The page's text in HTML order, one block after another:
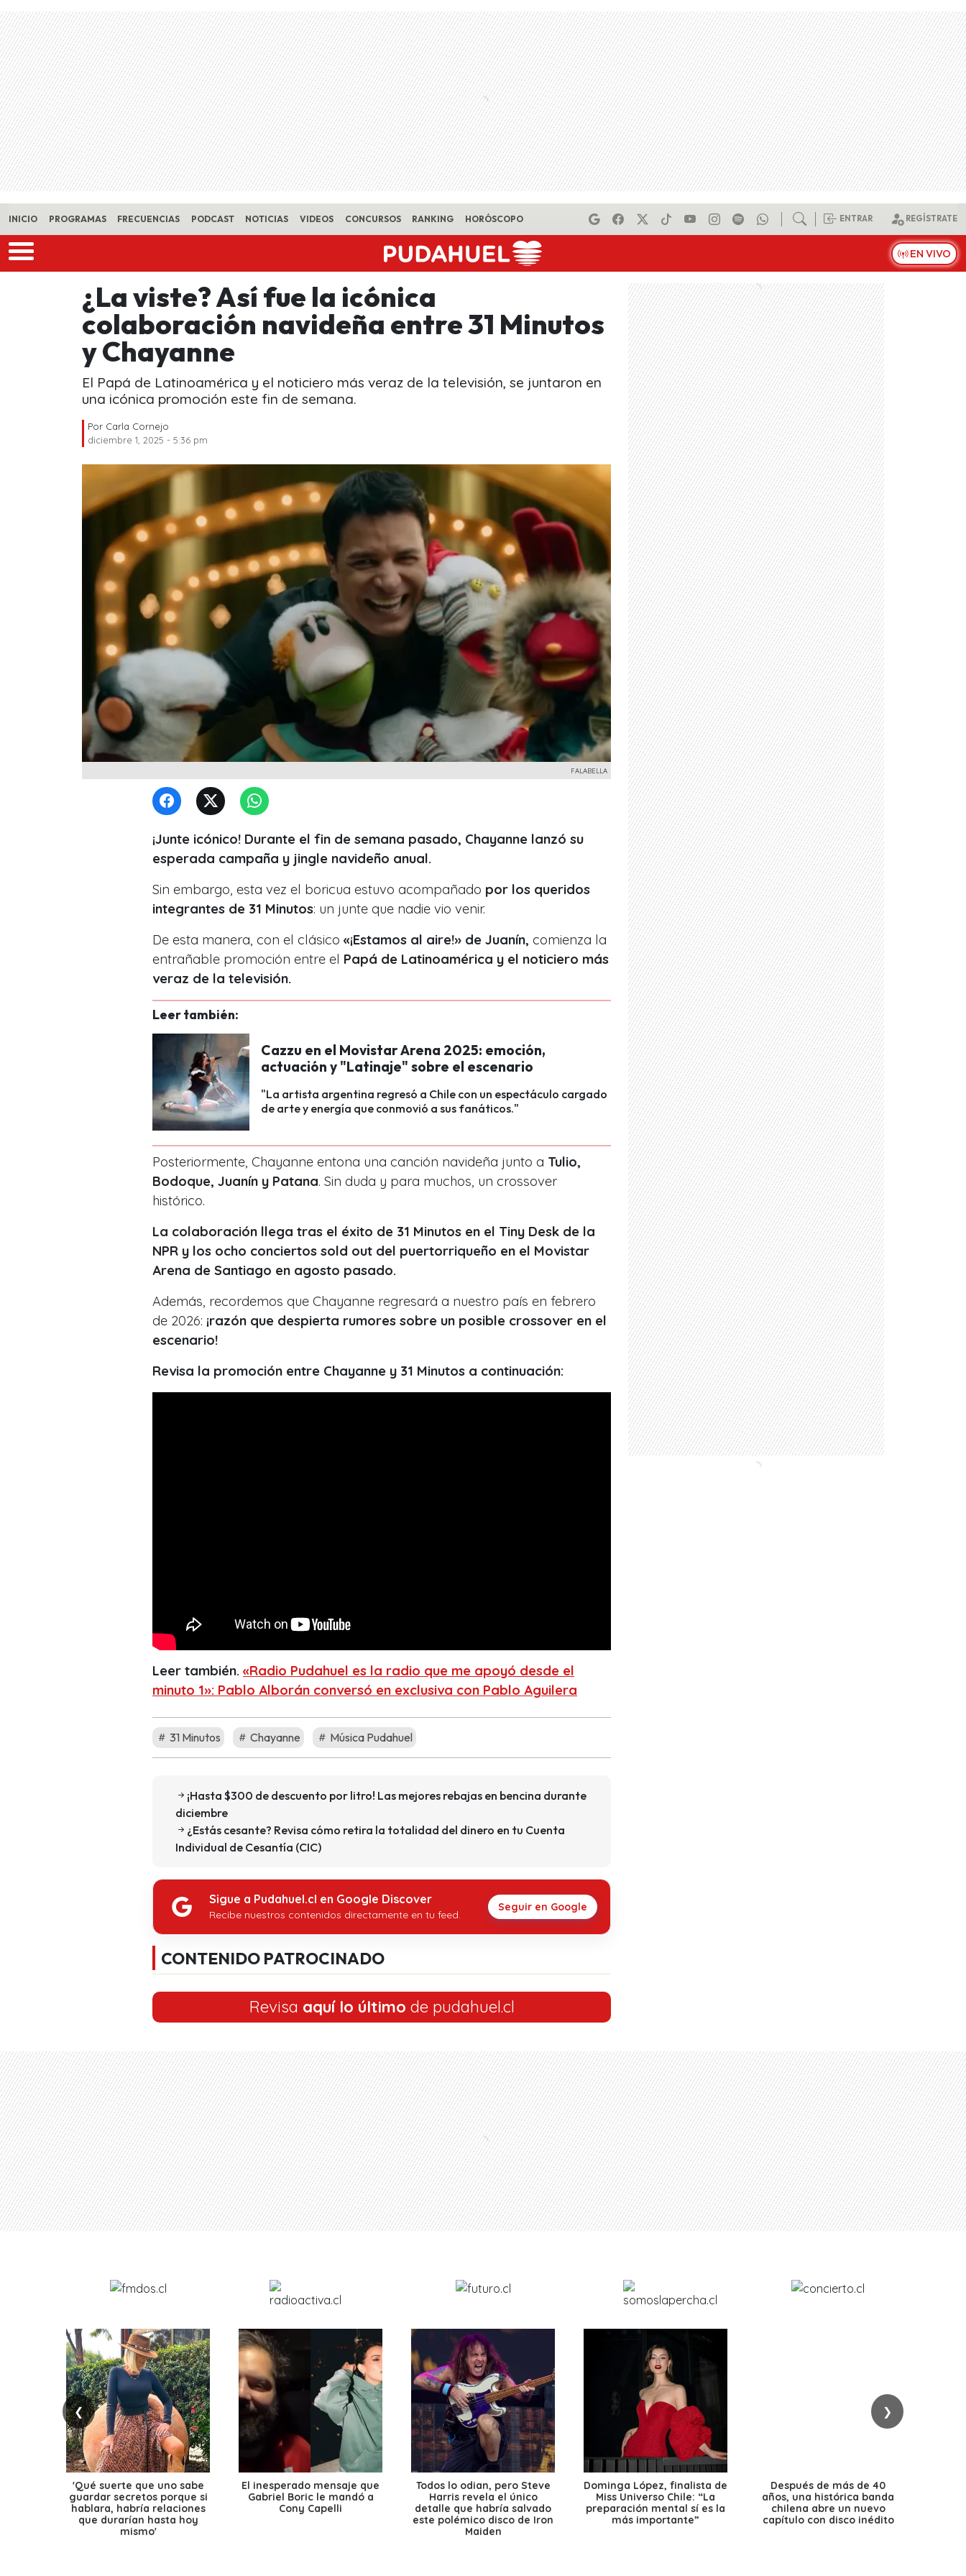
Skip to main content
INICIO PROGRAMAS FRECUENCIAS PODCAST NOTICIAS VIDEOS CONCURSOS RANKING HORÓSCOPO ENTRAR REGÍSTRATE
EN VIVO
¿La viste? Así fue la icónica
colaboración navideña entre 31 Minutos
y Chayanne
El Papá de Latinoamérica y el noticiero más veraz de la televisión, se juntaron en
una icónica promoción este fin de semana.
Por Carla Cornejo
diciembre 1, 2025 - 5:36 pm
FALABELLA
¡Junte icónico! Durante el fin de semana pasado, Chayanne lanzó su
esperada campaña y jingle navideño anual.
Sin embargo, esta vez el boricua estuvo acompañado por los queridos
integrantes de 31 Minutos: un junte que nadie vio venir.
De esta manera, con el clásico «¡Estamos al aire!» de Juanín, comienza la
entrañable promoción entre el Papá de Latinoamérica y el noticiero más
veraz de la televisión.
Leer también:
Cazzu en el Movistar Arena 2025: emoción,
actuación y "Latinaje" sobre el escenario
"La artista argentina regresó a Chile con un espectáculo cargado
de arte y energía que conmovió a sus fanáticos."
Posteriormente, Chayanne entona una canción navideña junto a Tulio,
Bodoque, Juanín y Patana. Sin duda y para muchos, un crossover
histórico.
La colaboración llega tras el éxito de 31 Minutos en el Tiny Desk de la
NPR y los ocho conciertos sold out del puertorriqueño en el Movistar
Arena de Santiago en agosto pasado.
Además, recordemos que Chayanne regresará a nuestro país en febrero
de 2026: ¡razón que despierta rumores sobre un posible crossover en el
escenario!
Revisa la promoción entre Chayanne y 31 Minutos a continuación:
Leer también. «Radio Pudahuel es la radio que me apoyó desde el
minuto 1»: Pablo Alborán conversó en exclusiva con Pablo Aguilera
31 Minutos Chayanne Música Pudahuel
¡Hasta $300 de descuento por litro! Las mejores rebajas en bencina durante
diciembre
¿Estás cesante? Revisa cómo retira la totalidad del dinero en tu Cuenta
Individual de Cesantía (CIC)
Sigue a Pudahuel.cl en Google Discover
Recibe nuestros contenidos directamente en tu feed.
Seguir en Google
CONTENIDO PATROCINADO
Revisa aquí lo último de pudahuel.cl
❮ ❯
'Qué suerte que uno sabe
guardar secretos porque si
hablara, habría relaciones
que durarían hasta hoy
mismo'
El inesperado mensaje que
Gabriel Boric le mandó a
Cony Capelli
Todos lo odian, pero Steve
Harris revela el único
detalle que habría salvado
este polémico disco de Iron
Maiden
Dominga López, finalista de
Miss Universo Chile: “La
preparación mental sí es la
más importante”
Después de más de 40
años, una histórica banda
chilena abre un nuevo
capítulo con disco inédito